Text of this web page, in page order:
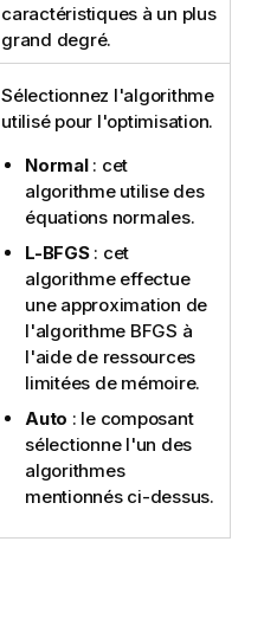
caractéristiques à un plus
grand degré.
Sélectionnez l'algorithme
utilisé pour l'optimisation.
Normal: cet
algorithme utilise des
équations normales.
L-BFGS: cet
algorithme effectue
une approximation de
l'algorithme BFGS à
l'aide de ressources
limitées de mémoire.
Auto : le composant
sélectionne l'un des
algorithmes
mentionnés ci-dessus.